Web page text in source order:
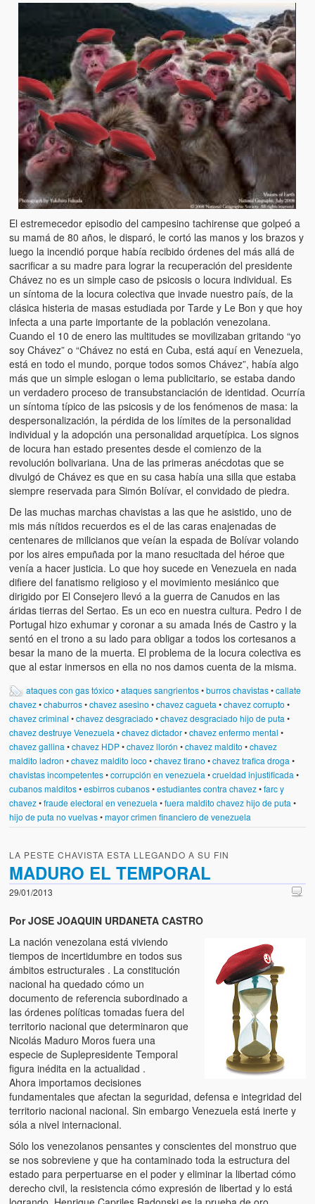
El estremecedor episodio del campesino tachirense que golpeó a
su mamá de 80 años, le disparó, le cortó las manos y los brazos y
luego la incendió porque había recibido órdenes del más allá de
sacrificar a su madre para lograr la recuperación del presidente
Chávez no es un simple caso de psicosis o locura individual. Es
un síntoma de la locura colectiva que invade nuestro país, de la
clásica histeria de masas estudiada por Tarde y Le Bon y que hoy
infecta a una parte importante de la población venezolana.
Cuando el 10 de enero las multitudes se movilizaban gritando “yo
soy Chávez” o “Chávez no está en Cuba, está aquí en Venezuela,
está en todo el mundo, porque todos somos Chávez”, había algo
más que un simple eslogan o lema publicitario, se estaba dando
un verdadero proceso de transubstanciación de identidad. Ocurría
un síntoma típico de las psicosis y de los fenómenos de masa: la
despersonalización, la pérdida de los límites de la personalidad
individual y la adopción una personalidad arquetípica. Los signos
de locura han estado presentes desde el comienzo de la
revolución bolivariana. Una de las primeras anécdotas que se
divulgó de Chávez es que en su casa había una silla que estaba
siempre reservada para Simón Bolívar, el convidado de piedra.
De las muchas marchas chavistas a las que he asistido, uno de
mis más nítidos recuerdos es el de las caras enajenadas de
centenares de milicianos que veían la espada de Bolívar volando
por los aires empuñada por la mano resucitada del héroe que
venía a hacer justicia. Lo que hoy sucede en Venezuela en nada
difiere del fanatismo religioso y el movimiento mesiánico que
dirigido por El Consejero llevó a la guerra de Canudos en las
áridas tierras del Sertao. Es un eco en nuestra cultura. Pedro I de
Portugal hizo exhumar y coronar a su amada Inés de Castro y la
sentó en el trono a su lado para obligar a todos los cortesanos a
besar la mano de la muerta. El problema de la locura colectiva es
que al estar inmersos en ella no nos damos cuenta de la misma.
ataques con gas tóxico •ataques sangrientos•burros chavistas•callate
chavez•chaburros•chavez asesino •chavez cagueta •chavez corrupto •
chavez criminal •chavez desgraciado •chavez desgraciado hijo de puta •
chavez destruye Venezuela •chavez dictador•chavez enfermo mental •
chavez gallina •chavez HDP•chavez llorón •chavez maldito •chavez
maldito ladron •chavez maldito loco •chavez tirano •chavez trafica droga •
chavistas incompetentes•corrupción en venezuela •crueldad injustificada •
cubanos malditos•esbirros cubanos•estudiantes contra chavez•farc y
chavez•fraude electoral en venezuela •fuera maldito chavez hijo de puta •
hijo de puta no vuelvas•mayor crimen financiero de venezuela
LA PESTE CHAVISTA ESTA LLEGANDO A SU FIN
MADURO EL TEMPORAL
29/01/2013
Por JOSE JOAQUIN URDANETA CASTRO
La nación venezolana está viviendo
tiempos de incertidumbre en todos sus
ámbitos estructurales . La constitución
nacional ha quedado cómo un
documento de referencia subordinado a
las órdenes políticas tomadas fuera del
territorio nacional que determinaron que
Nicolás Maduro Moros fuera una
especie de Suplepresidente Temporal
figura inédita en la actualidad .
Ahora importamos decisiones
fundamentales que afectan la seguridad, defensa e integridad del
territorio nacional nacional. Sin embargo Venezuela está inerte y
sóla a nivel internacional.
Sólo los venezolanos pensantes y conscientes del monstruo que
se nos sobreviene y que ha contaminado toda la estructura del
estado para perpertuarse en el poder y eliminar la libertad cómo
derecho civil, la resistencia cómo expresión de libertad y lo está